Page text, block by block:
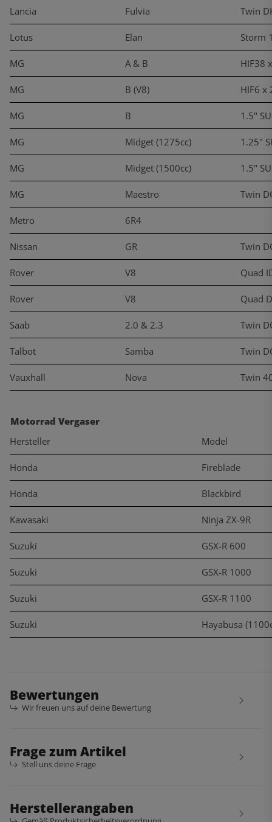
Lancia Fulvia Twin
Lotus Elan Storm
MG A & B HIF38
MG B (V8) HIF6 x
MG B 1.5"
MG Midget (1275cc) 1.25"
MG Midget (1500cc) 1.5"
MG Maestro Twin
Metro 6R4
Nissan GR Twin
Rover V8 Quad
Rover V8 Quad
Saab 2.0 & 2.3 Twin
Talbot Samba Twin
Vauxhall Nova Twin
Motorrad Vergaser
Hersteller
Model
Honda Fireblade
Honda Blackbird
Kawasaki Ninja ZX-9R
Suzuki GSX-R 600
Suzuki GSX-R 1000
Suzuki GSX-R 1100
Suzuki Hayabusa
Bewertungen
Wir freuen uns auf deine Bewertung
Frage zum Artikel
Stell uns deine Frage
Herstellerangaben